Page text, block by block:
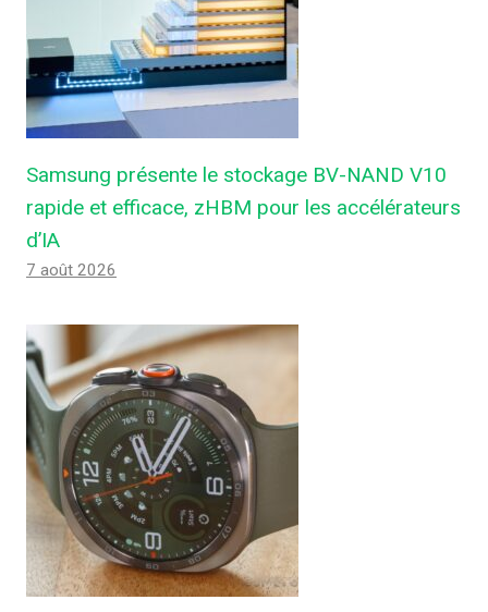
Samsung présente le stockage BV-NAND V10
rapide et efficace, zHBM pour les accélérateurs
d’IA
7 août 2026